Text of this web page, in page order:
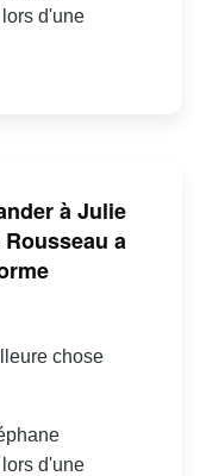
d'une
à Julie
a
chose
d'une